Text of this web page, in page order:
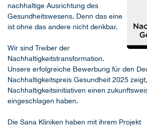
nachhaltige Ausrichtung des
Gesundheitswesens. Denn das eine
ist ohne das andere nicht denkbar.
Wir sind Treiber der
Nachhaltigkeitstransformation.
Unsere erfolgreiche Bewerbung für den
Nachhaltigkeitspreis Gesundheit 2025
Nachhaltigkeitsinitiativen einen
eingeschlagen haben.
Die Sana Kliniken haben mit ihrem Projekt